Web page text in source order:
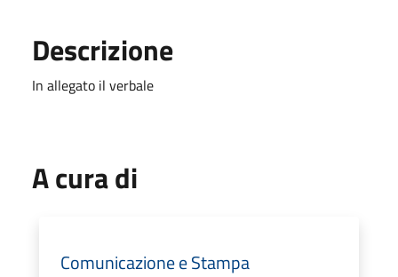
Descrizione
In allegato il verbale
A cura di
Comunicazione e Stampa